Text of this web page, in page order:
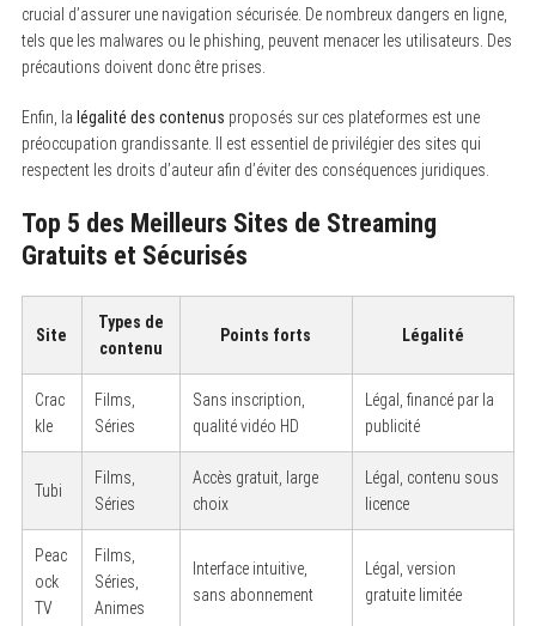
crucial d’assurer une navigation sécurisée. De nombreux dangers en ligne,
tels que les malwares ou le phishing, peuvent menacer les utilisateurs. Des
précautions doivent donc être prises.
Enfin, la légalité des contenus proposés sur ces plateformes est une
préoccupation grandissante. Il est essentiel de privilégier des sites qui
respectent les droits d’auteur afin d’éviter des conséquences juridiques.
Top 5 des Meilleurs Sites de Streaming
Gratuits et Sécurisés
Site
Types de
contenu
Points forts Légalité
Crac
kle
Films,
Séries
Sans inscription,
qualité vidéo HD
Légal, financé par la
publicité
Tubi
Films,
Séries
Accès gratuit, large
choix
Légal, contenu sous
licence
Peac
ock
TV
Films,
Séries,
Animes
Interface intuitive,
sans abonnement
Légal, version
gratuite limitée